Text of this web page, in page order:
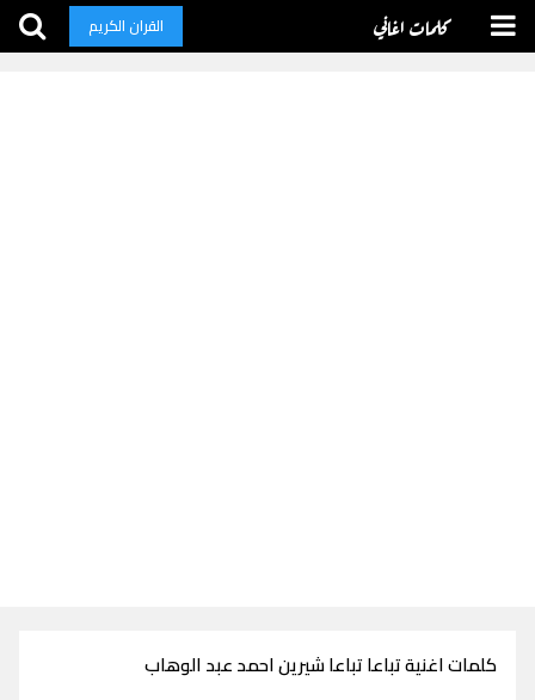
كلمات اغاني القران الكريم
كلمات اغنية تباعا تباعا شيرين احمد عبد الوهاب